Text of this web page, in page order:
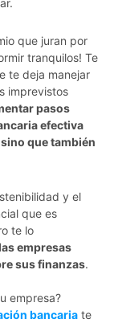
que juran por
tranquilos! Te
te deja manejar
imprevistos
pasos
efectiva
que también
y el
que es
te lo
empresas
sus finanzas.
empresa?
bancaria te